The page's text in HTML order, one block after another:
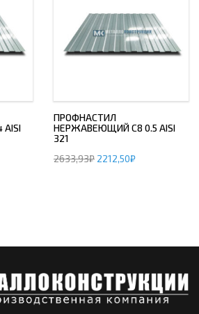
ПРОФНАСТИЛ
НЕРЖАВЕЮЩИЙ С8 0.5 AISI
321
2633,93₽ 2212,50₽